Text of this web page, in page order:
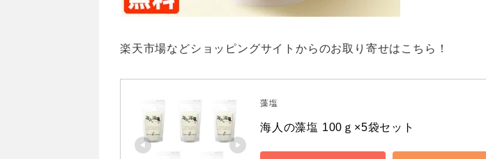
楽天市場などショッピングサイトからのお取り寄せはこちら！
藻塩
海人の藻塩 100ｇ×5袋セット